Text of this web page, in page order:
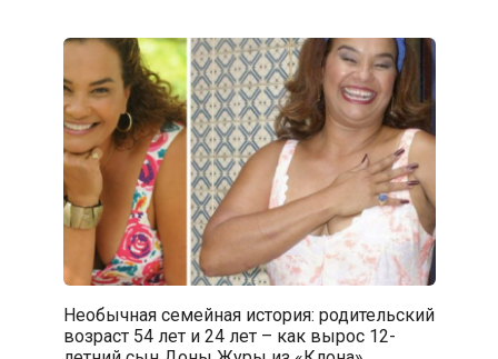
Необычная семейная история: родительский
возраст 54 лет и 24 лет – как вырос 12-